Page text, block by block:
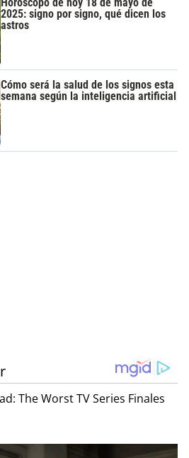
Horóscopo de hoy 18 de mayo de
2025: signo por signo, qué dicen los
astros
Cómo será la salud de los signos esta
semana según la inteligencia artificial